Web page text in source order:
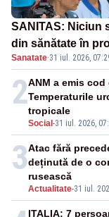
SANITAS: Niciun
din sănătate în
Sanatate·31 iul. 2026,
2
Social -31 iul. 2026,
ANM a emis
Temperaturile
tropicale
3
Actualitate-31 iul.
Atac fără
deținută de o
rusească
ITALIA: 7